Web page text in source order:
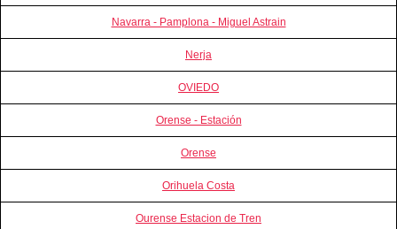
Navarra - Pamplona - Miguel Astrain
Nerja
OVIEDO
Orense - Estación
Orense
Orihuela Costa
Ourense Estacion de Tren